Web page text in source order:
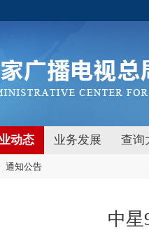
动态 业务发展 查询
通知公告
中星